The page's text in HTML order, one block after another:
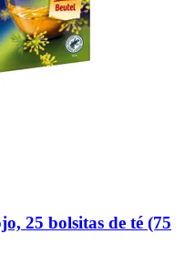
25 bolsitas de té (75